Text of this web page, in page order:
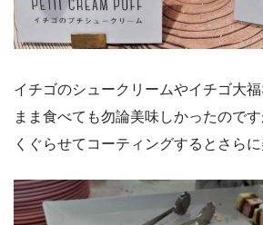
イチゴのシュークリームやイチゴ大
まま食べても勿論美味しかったので
くぐらせてコーティングするとさらに